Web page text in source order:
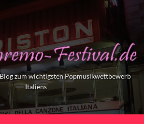
zum wichtigsten Popmusikwettbewerb
Italiens